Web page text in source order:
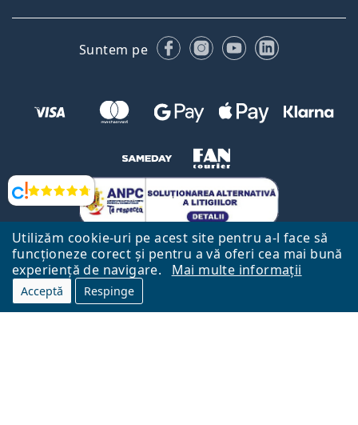
Utilizăm cookie-uri pe acest site pentru a-l face să
funcționeze corect și pentru a vă oferi cea mai bună
experiență de navigare.
Mai multe informații
Acceptă Respinge
Opinii
Suntem pe FacebookInstagram
YouTubeLinkedIn
Către Pagina Principală
Mai sus